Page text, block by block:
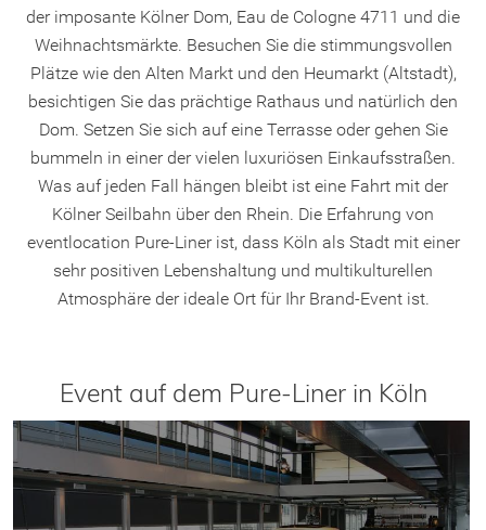
der imposante Kölner Dom, Eau de Cologne 4711 und die
Weihnachtsmärkte. Besuchen Sie die stimmungsvollen
Plätze wie den Alten Markt und den Heumarkt (Altstadt),
besichtigen Sie das prächtige Rathaus und natürlich den
Dom. Setzen Sie sich auf eine Terrasse oder gehen Sie
bummeln in einer der vielen luxuriösen Einkaufsstraßen.
Was auf jeden Fall hängen bleibt ist eine Fahrt mit der
Kölner Seilbahn über den Rhein. Die Erfahrung von
eventlocation Pure-Liner ist, dass Köln als Stadt mit einer
sehr positiven Lebenshaltung und multikulturellen
Atmosphäre der ideale Ort für Ihr Brand-Event ist.
Event auf dem Pure-Liner in Köln